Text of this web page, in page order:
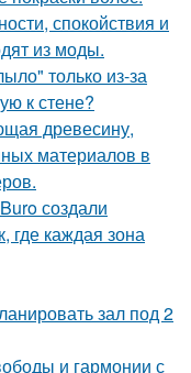
спокойствия и
из моды.
только из-за
к стене?
древесину,
материалов в
создали
где каждая зона
зал под 2
и гармонии с